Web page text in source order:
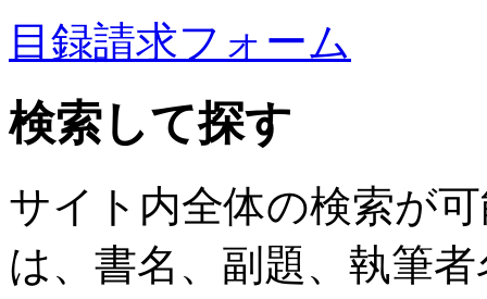
目録請求フォーム
検索して探す
サイト内全体の検索が
は、書名、副題、執筆